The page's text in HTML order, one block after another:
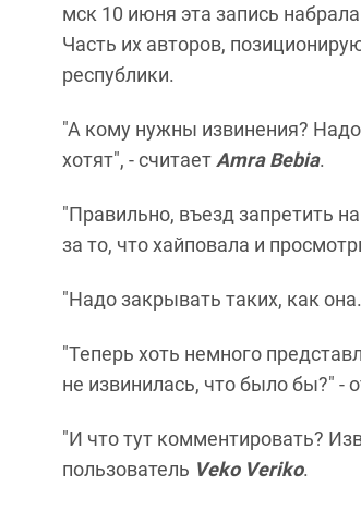
мск 10 июня эта запись
Часть их авторов,
республики.
"А кому нужны извинения?
хотят", - считает Amra Bebia.
"Правильно, въезд запретить
за то, что хайповала и
"Надо закрывать таких, как
"Теперь хоть немного
не извинилась, что было бы?" -
"И что тут комментировать?
пользователь Veko Veriko.